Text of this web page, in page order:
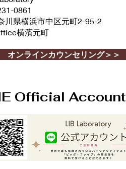
0861
川県横浜市中区元町2-95-2
横濱元町
オンラインカウンセリング＞＞
Official Account